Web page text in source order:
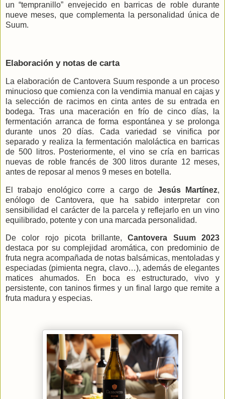
un “tempranillo” envejecido en barricas de roble durante
nueve meses, que complementa la personalidad única de
Suum.
Elaboración y notas de carta
La elaboración de Cantovera Suum responde a un proceso
minucioso que comienza con la vendimia manual en cajas y
la selección de racimos en cinta antes de su entrada en
bodega. Tras una maceración en frío de cinco días, la
fermentación arranca de forma espontánea y se prolonga
durante unos 20 días. Cada variedad se vinifica por
separado y realiza la fermentación maloláctica en barricas
de 500 litros. Posteriormente, el vino se cría en barricas
nuevas de roble francés de 300 litros durante 12 meses,
antes de reposar al menos 9 meses en botella.
El trabajo enológico corre a cargo de Jesús Martínez,
enólogo de Cantovera, que ha sabido interpretar con
sensibilidad el carácter de la parcela y reflejarlo en un vino
equilibrado, potente y con una marcada personalidad.
De color rojo picota brillante,Cantovera Suum 2023
destaca por su complejidad aromática, con predominio de
fruta negra acompañada de notas balsámicas, mentoladas y
especiadas (pimienta negra, clavo…), además de elegantes
matices ahumados. En boca es estructurado, vivo y
persistente, con taninos firmes y un final largo que remite a
fruta madura y especias.